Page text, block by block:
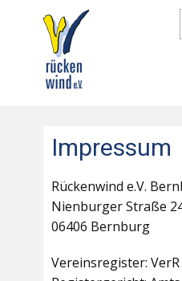
Impressum
Rückenwind e.V.
Nienburger Straße
06406 Bernburg
Vereinsregister: VerR